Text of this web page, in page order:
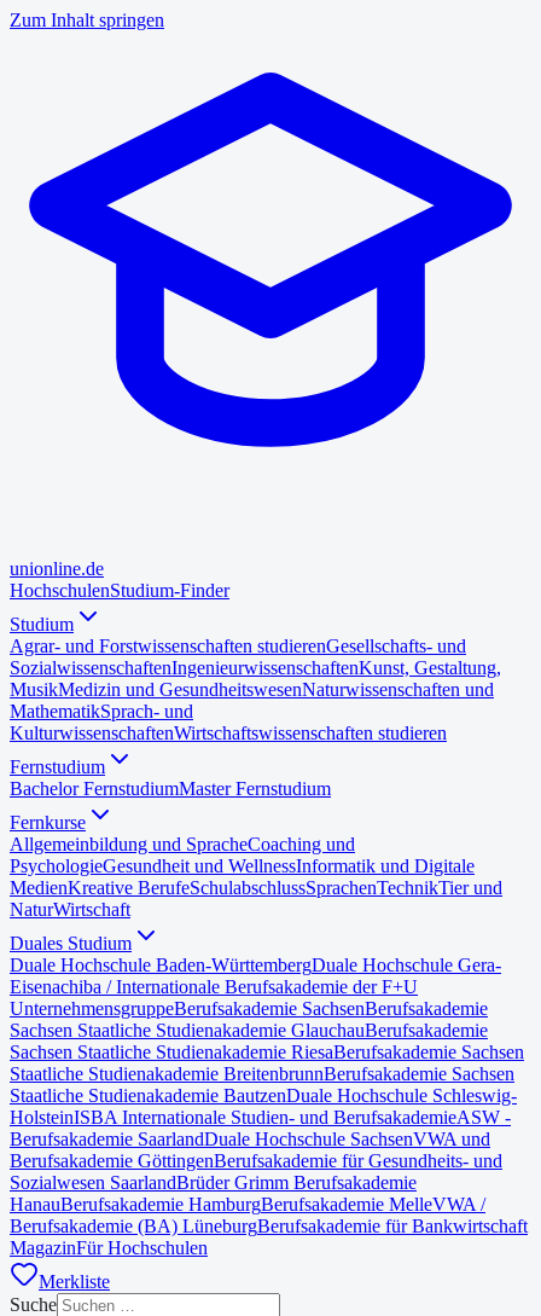
Zum Inhalt springen
unionline.de
HochschulenStudium-Finder
Studium
Agrar- und Forstwissenschaften studierenGesellschafts- und
SozialwissenschaftenIngenieurwissenschaftenKunst, Gestaltung,
MusikMedizin und GesundheitswesenNaturwissenschaften und
MathematikSprach- und
KulturwissenschaftenWirtschaftswissenschaften studieren
Fernstudium
Bachelor FernstudiumMaster Fernstudium
Fernkurse
Allgemeinbildung und SpracheCoaching und
PsychologieGesundheit und WellnessInformatik und Digitale
MedienKreative BerufeSchulabschlussSprachenTechnikTier und
NaturWirtschaft
Duales Studium
Duale Hochschule Baden-WürttembergDuale Hochschule Gera-
Eisenachiba / Internationale Berufsakademie der F+U
UnternehmensgruppeBerufsakademie SachsenBerufsakademie
Sachsen Staatliche Studienakademie GlauchauBerufsakademie
Sachsen Staatliche Studienakademie RiesaBerufsakademie Sachsen
Staatliche Studienakademie BreitenbrunnBerufsakademie Sachsen
Staatliche Studienakademie BautzenDuale Hochschule Schleswig-
HolsteinISBA Internationale Studien- und BerufsakademieASW -
Berufsakademie SaarlandDuale Hochschule SachsenVWA und
Berufsakademie GöttingenBerufsakademie für Gesundheits- und
Sozialwesen SaarlandBrüder Grimm Berufsakademie
HanauBerufsakademie HamburgBerufsakademie MelleVWA /
Berufsakademie (BA) LüneburgBerufsakademie für Bankwirtschaft
MagazinFür Hochschulen
Merkliste
Suche